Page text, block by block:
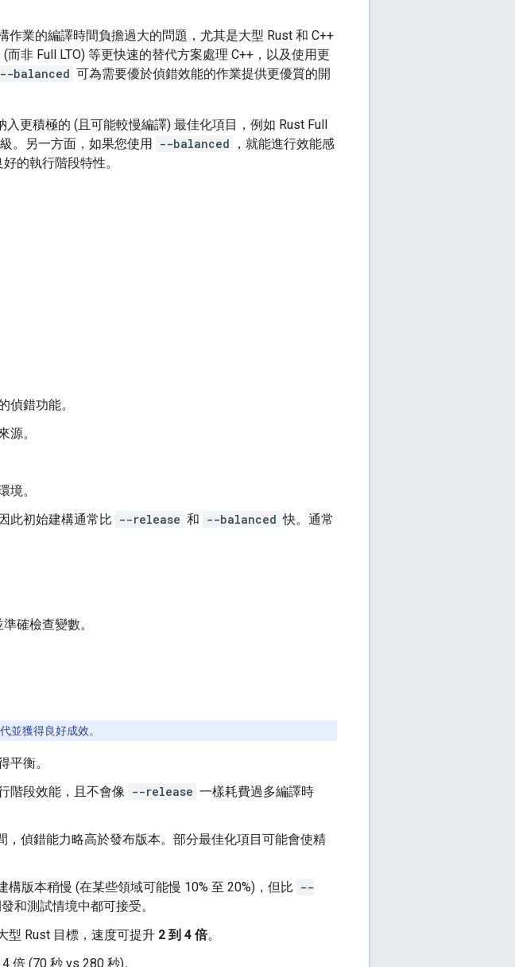
作業的編譯時間負擔過大的問題，尤其是大型 Rust 和 C++
非 Full LTO) 等更快速的替代方案處理 C++，以及使用更
--balanced 可為需要優於偵錯效能的作業提供更優質的開
入更積極的 (且可能較慢編譯) 最佳化項目，例如 Rust Full
。另一方面，如果您使用 --balanced
，就能進行效能感
的執行階段特性。
偵錯功能。
源。
境。
此初始建構通常比 --release 和 --balanced 快。通常
確檢查變數。
並獲得良好成效。
平衡。
階段效能，且不會像 --release 一樣耗費過多編譯時
，偵錯能力略高於發布版本。部分最佳化項目可能會使精
構版本稍慢 (在某些領域可能慢 10% 至 20%)，但比 --
和測試情境中都可接受。
型 Rust 目標，速度可提升 2 到 4 倍。
倍 (70 秒 vs 280 秒)。